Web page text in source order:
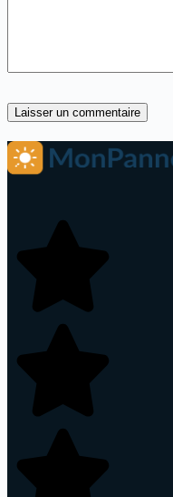
Laisser un commentaire